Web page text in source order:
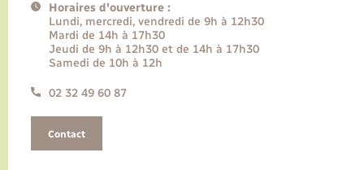
Horaires d'ouverture :
Lundi, mercredi, vendredi de 9h à 12h30
Mardi de 14h à 17h30
Jeudi de 9h à 12h30 et de 14h à 17h30
Samedi de 10h à 12h
02 32 49 60 87
Contact